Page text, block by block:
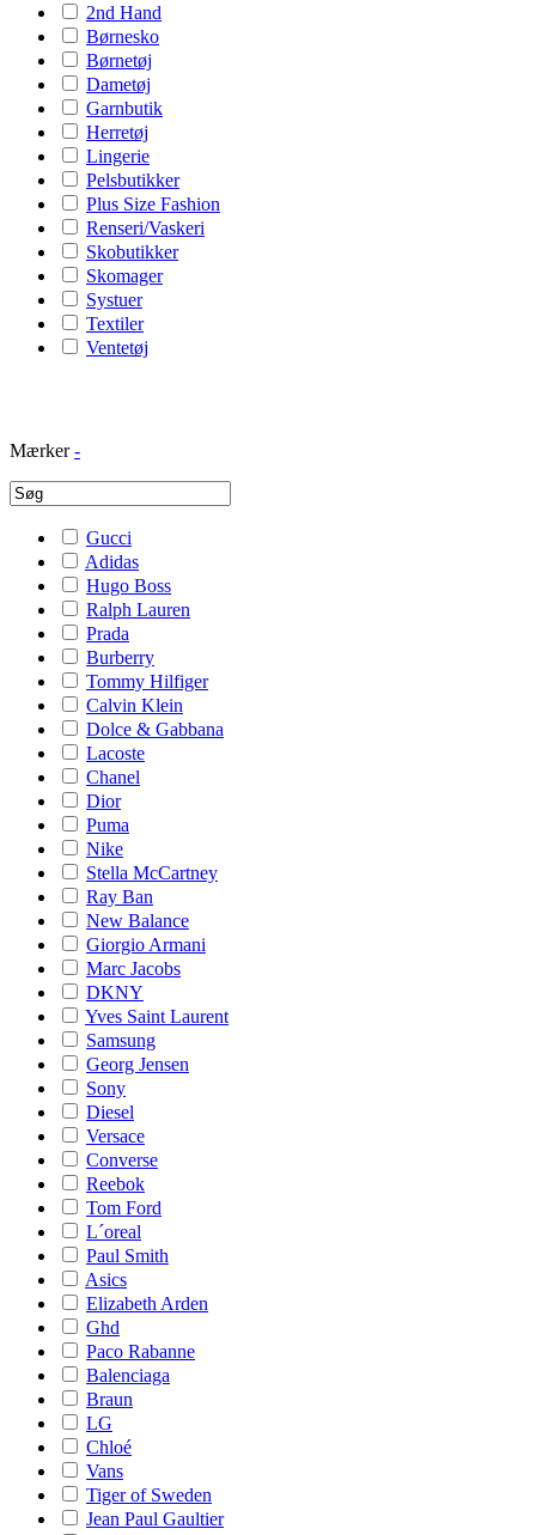
2nd Hand
Børnesko
Børnetøj
Dametøj
Garnbutik
Herretøj
Lingerie
Pelsbutikker
Plus Size Fashion
Renseri/Vaskeri
Skobutikker
Skomager
Systuer
Textiler
Ventetøj
Mærker -
Gucci
Adidas
Hugo Boss
Ralph Lauren
Prada
Burberry
Tommy Hilfiger
Calvin Klein
Dolce & Gabbana
Lacoste
Chanel
Dior
Puma
Nike
Stella McCartney
Ray Ban
New Balance
Giorgio Armani
Marc Jacobs
DKNY
Yves Saint Laurent
Samsung
Georg Jensen
Sony
Diesel
Versace
Converse
Reebok
Tom Ford
L´oreal
Paul Smith
Asics
Elizabeth Arden
Ghd
Paco Rabanne
Balenciaga
Braun
LG
Chloé
Vans
Tiger of Sweden
Jean Paul Gaultier